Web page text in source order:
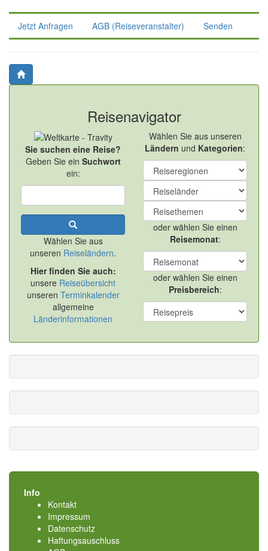
Jetzt Anfragen AGB (Reiseveranstalter) Senden
Reisenavigator
Sie suchen eine Reise?
Geben Sie ein Suchwort
ein:
Wählen Sie aus
unseren Reiseländern.
Hier finden Sie auch:
unsere Reiseübersicht
unseren Terminkalender
allgemeine
Länderinformationen
Wählen Sie aus unseren
Ländern und Kategorien:
oder wählen Sie einen
Reisemonat:
oder wählen Sie einen
Preisbereich:
Info
Kontakt
Impressum
Datenschutz
Haftungsauschluss